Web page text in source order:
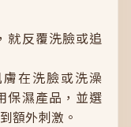
就反覆洗臉或追
在洗臉或洗澡
保濕產品，並選
額外刺激。